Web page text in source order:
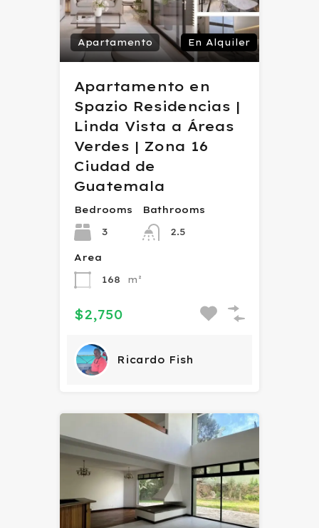
Apartamento En Alquiler
Apartamento en
Spazio Residencias |
Linda Vista a Áreas
Verdes | Zona 16
Ciudad de
Guatemala
Bedrooms
3
Bathrooms
2.5
Area
168
m²
$2,750
Ricardo Fish